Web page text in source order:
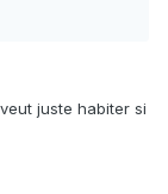
juste habiter si